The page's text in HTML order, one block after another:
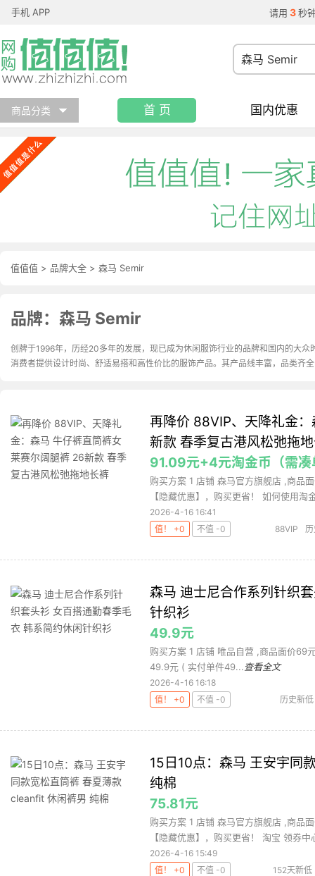
手机 APP 请用 3 秒
商品分类 首 页 国内优惠
值值值 > 品牌大全 > 森马 Semir
品牌：森马 Semir
创牌于1996年，历经20多年的发展，现已成为休闲服饰行业的品牌和国内的大
消费者提供设计时尚、舒适易搭和高性价比的服饰产品。其产品线丰富，品类齐
再降价 88VIP、天降礼金
新款 春季复古港风松弛拖
91.09元+4元淘金币（需凑
购买方案 1 店铺 森马官方旗舰店 ,商品
【隐藏优惠】，购买更省！ 如何使用淘
2026-4-16 16:41
值！ +0
不值 -0 88VIP
森马 迪士尼合作系列针织
针织衫
49.9元
购买方案 1 店铺 唯品自营 ,商品面价69
49.9元 ( 实付单件49... 查看全文
2026-4-16 16:18
值！ +0
不值 -0 历史新低
15日10点：森马 王安宇同
纯棉
75.81元
购买方案 1 店铺 森马官方旗舰店 ,商品
【隐藏优惠】，购买更省！ 淘宝 领券
2026-4-16 15:49
值！ +0
不值 -0 152天新低